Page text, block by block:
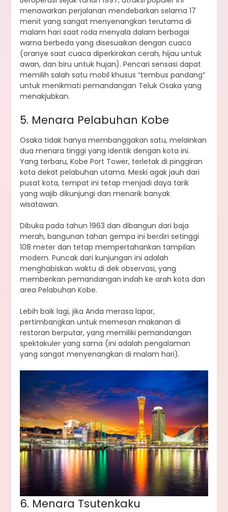
menawarkan perjalanan mendebarkan selama 17
menit yang sangat menyenangkan terutama di
malam hari saat roda menyala dalam berbagai
warna berbeda yang disesuaikan dengan cuaca
(oranye saat cuaca diperkirakan cerah, hijau untuk
awan, dan biru untuk hujan). Pencari sensasi dapat
memilih salah satu mobil khusus “tembus pandang”
untuk menikmati pemandangan Teluk Osaka yang
menakjubkan.
5. Menara Pelabuhan Kobe
Osaka tidak hanya membanggakan satu, melainkan
dua menara tinggi yang identik dengan kota ini.
Yang terbaru, Kobe Port Tower, terletak di pinggiran
kota dekat pelabuhan utama. Meski agak jauh dari
pusat kota, tempat ini tetap menjadi daya tarik
yang wajib dikunjungi dan menarik banyak
wisatawan.
Dibuka pada tahun 1963 dan dibangun dari baja
merah, bangunan tahan gempa ini berdiri setinggi
108 meter dan tetap mempertahankan tampilan
modern. Puncak dari kunjungan ini adalah
menghabiskan waktu di dek observasi, yang
memberikan pemandangan indah ke arah kota dan
area Pelabuhan Kobe.
Lebih baik lagi, jika Anda merasa lapar,
pertimbangkan untuk memesan makanan di
restoran berputar, yang memiliki pemandangan
spektakuler yang sama (ini adalah pengalaman
yang sangat menyenangkan di malam hari).
6. Menara Tsutenkaku